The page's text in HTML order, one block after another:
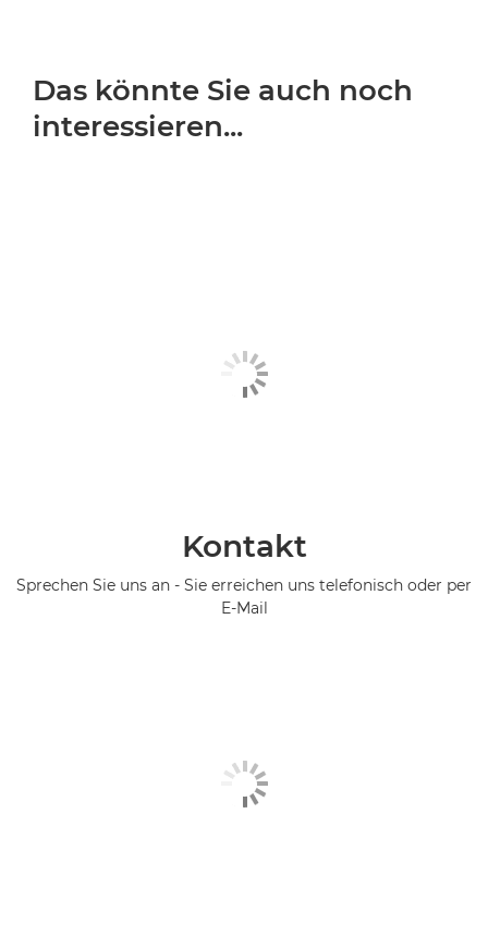
Das könnte Sie auch noch
interessieren...
Kontakt
Sprechen Sie uns an - Sie erreichen uns telefonisch oder per
E-Mail